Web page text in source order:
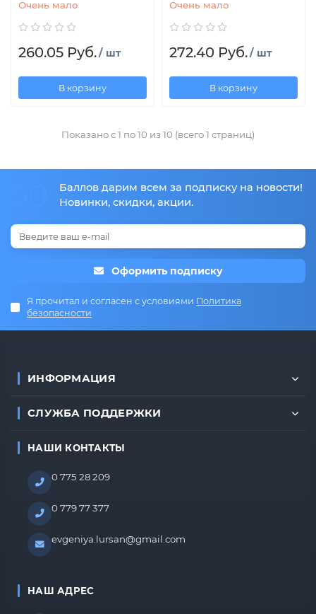
Очень мало
260.05 Руб./ шт
В корзину
Очень мало
272.40 Руб./ шт
В корзину
Показано с 1 по 10 из 10 (всего 1 страниц)
Баллов дарим всем за подписку на новости!
Новинки, скидки, акции.
Оформить подписку
Я прочитал и согласен с условиями Политика
безопасности
ИНФОРМАЦИЯ
СЛУЖБА ПОДДЕРЖКИ
НАШИ КОНТАКТЫ
0 775 28 209
0 779 77 377
evgeniya.lursan@gmail.com
НАШ АДРЕС